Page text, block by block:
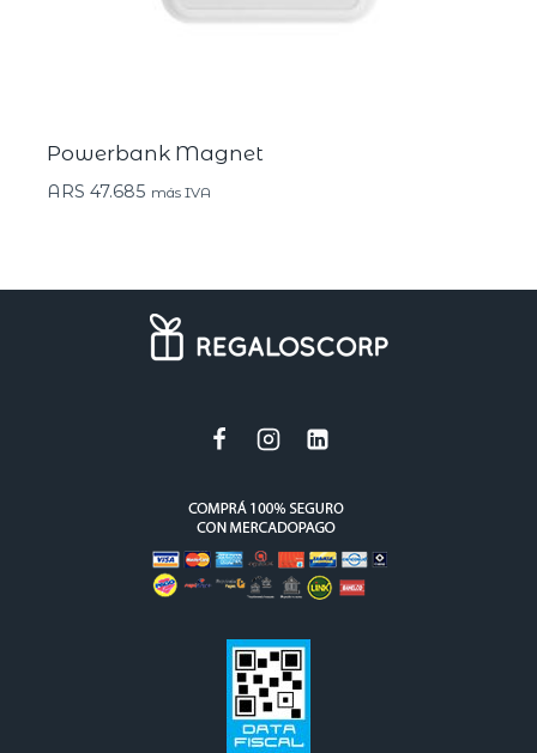
Powerbank Magnet
ARS 47.685 más IVA